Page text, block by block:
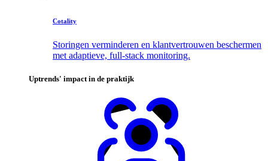
Cotality
Storingen verminderen en klantvertrouwen beschermen
met adaptieve, full-stack monitoring.
Uptrends' impact in de praktijk